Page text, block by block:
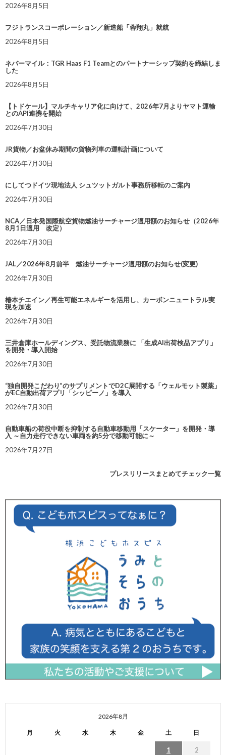
2026年8月5日
フジトランスコーポレーション／新造船「蓉翔丸」就航
2026年8月5日
ネバーマイル：TGR Haas F1 Teamとのパートナーシップ契約を締結しま
した
2026年8月5日
【トドケール】マルチキャリア化に向けて、2026年7月よりヤマト運輸
とのAPI連携を開始
2026年7月30日
JR貨物／お盆休み期間の貨物列車の運転計画について
2026年7月30日
にしてつドイツ現地法人 シュツットガルト事務所移転のご案内
2026年7月30日
NCA／日本発国際航空貨物燃油サーチャージ適用額のお知らせ（2026年
8月1日適用 改定）
2026年7月30日
JAL／2026年8月前半 燃油サーチャージ適用額のお知らせ(変更)
2026年7月30日
椿本チエイン／再生可能エネルギーを活用し、カーボンニュートラル実
現を加速
2026年7月30日
三井倉庫ホールディングス、受託物流業務に 「生成AI出荷検品アプリ」
を開発・導入開始
2026年7月30日
“独自開発こだわり”のサプリメントでD2C展開する「ウェルモット製薬」
がEC自動出荷アプリ「シッピーノ」を導入
2026年7月30日
自動車船の荷役中断を抑制する自動車移動用「スケーター」を開発・導
入 ～自力走行できない車両を約5分で移動可能に～
2026年7月27日
プレスリリースまとめてチェック一覧
2026年8月
月 火 水 木 金 土 日
1 2